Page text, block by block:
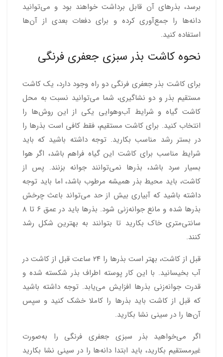
برسد، بذرهای آن قابل برداشت خواهند بود و می‌توانید
دانه‌ها را جمع‌آوری کرده و برای دفعات بعدی از آن‌ها
استفاده کنید.
نحوه کاشت بذر سبزی جعفری فرنگی
برای کاشت بذر جعفری فرنگی دو راه وجود دارد، یک کاشت
مستقیم بذر و دو نشاگیری، شما می‌توانید نسبت به محل
کاشت گیاه و شرایط آب‌وهوایی یکی از این روش‌ها را
انتخاب کنید. برای کاشت مستقیم، فقط کافی است بذرها را
در بستر رشد مناسب بکارید. توجه داشته باشید که باید
شرایط مناسب برای کاشت این گیاه فراهم باشد، اگر هوا
بسیار سرد باشد، بذرها نمی‌توانند جوانه بزنند. پس از
کاشت، باید محیط بذر همیشه مرطوب باشد، اما باید توجه
داشته باشید که آبیاری بیش از حد می‌تواند باعث چرخش
بذرها شده و مانع جوانه‌زنی شود. بذرها باید در عمق ۶ تا ۸
سانتی‌متری خاک بکارید تا بتوانند به بهترین شکل رشد
کنند.
قبل از کاشت، بهتر است بذرها را ۲۴ ساعت قبل از کاشت در
آب بخیسانید. با این کار پوسته اطراف بذر شکسته شده و
قدرت جوانه‌زنی بذرها افزایش می‌یابد. توجه داشته باشید
که قبل از کاشت باید بذرها را کاملا خشک کنید و سپس
آن‌ها را در سینی نشا بکارید.
اگر می‌خواهید بذر سبزی جعفری فرنگی را به‌صورت
غیرمستقیم بکارید، باید ابتدا دانه‌ها را در سینی نشا بکارید